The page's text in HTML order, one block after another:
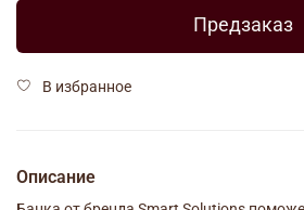
Предзаказ
В избранное
Описание